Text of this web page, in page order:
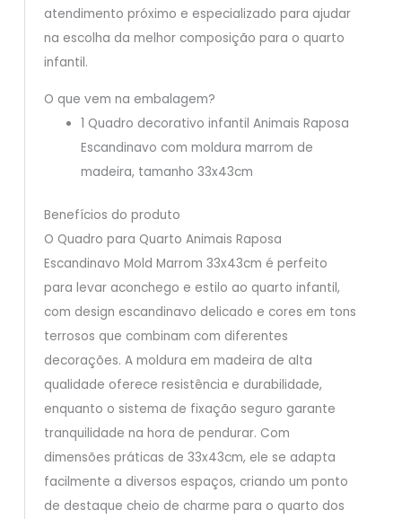
atendimento próximo e especializado para ajudar
na escolha da melhor composição para o quarto
infantil.
O que vem na embalagem?
1 Quadro decorativo infantil Animais Raposa
Escandinavo com moldura marrom de
madeira, tamanho 33x43cm
Benefícios do produto
O Quadro para Quarto Animais Raposa
Escandinavo Mold Marrom 33x43cm é perfeito
para levar aconchego e estilo ao quarto infantil,
com design escandinavo delicado e cores em tons
terrosos que combinam com diferentes
decorações. A moldura em madeira de alta
qualidade oferece resistência e durabilidade,
enquanto o sistema de fixação seguro garante
tranquilidade na hora de pendurar. Com
dimensões práticas de 33x43cm, ele se adapta
facilmente a diversos espaços, criando um ponto
de destaque cheio de charme para o quarto dos